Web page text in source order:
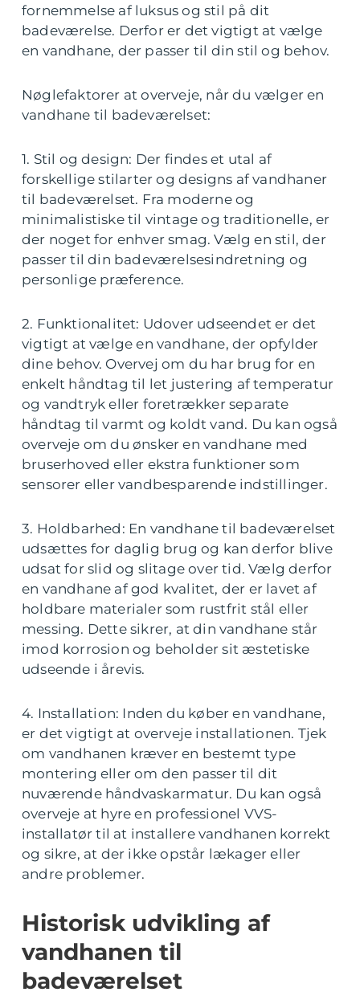
fornemmelse af luksus og stil på dit
badeværelse. Derfor er det vigtigt at vælge
en vandhane, der passer til din stil og behov.
Nøglefaktorer at overveje, når du vælger en
vandhane til badeværelset:
1. Stil og design: Der findes et utal af
forskellige stilarter og designs af vandhaner
til badeværelset. Fra moderne og
minimalistiske til vintage og traditionelle, er
der noget for enhver smag. Vælg en stil, der
passer til din badeværelsesindretning og
personlige præference.
2. Funktionalitet: Udover udseendet er det
vigtigt at vælge en vandhane, der opfylder
dine behov. Overvej om du har brug for en
enkelt håndtag til let justering af temperatur
og vandtryk eller foretrækker separate
håndtag til varmt og koldt vand. Du kan også
overveje om du ønsker en vandhane med
bruserhoved eller ekstra funktioner som
sensorer eller vandbesparende indstillinger.
3. Holdbarhed: En vandhane til badeværelset
udsættes for daglig brug og kan derfor blive
udsat for slid og slitage over tid. Vælg derfor
en vandhane af god kvalitet, der er lavet af
holdbare materialer som rustfrit stål eller
messing. Dette sikrer, at din vandhane står
imod korrosion og beholder sit æstetiske
udseende i årevis.
4. Installation: Inden du køber en vandhane,
er det vigtigt at overveje installationen. Tjek
om vandhanen kræver en bestemt type
montering eller om den passer til dit
nuværende håndvaskarmatur. Du kan også
overveje at hyre en professionel VVS-
installatør til at installere vandhanen korrekt
og sikre, at der ikke opstår lækager eller
andre problemer.
Historisk udvikling af
vandhanen til
badeværelset